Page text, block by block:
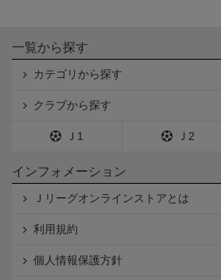
一覧から探す
カテゴリから探す
クラブから探す
Ｊ1 Ｊ2
インフォメーション
Ｊリーグオンラインストアとは
利用規約
個人情報保護方針